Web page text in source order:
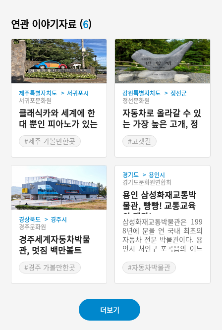
연관 이야기자료 (6)
제주특별자치도 > 서귀포시
서귀포문화원
클래식카와 세계에 한
대 뿐인 피아노가 있는
세계 자동차&피아노
박물관
#제주 가볼만한곳
#서양악기
강원특별자치도 > 정선군
정선문화원
자동차로 올라갈 수 있
는 가장 높은 고개, 정
선 만항재
#고갯길
경상북도 > 경주시
경주문화원
경주세계자동차박물
관, 멋짐 백만볼트
#경주 가볼만한곳
경기도 > 용인시
경기도문화원연합회
용인 삼성화재교통박
물관, 빵빵! 교통교육
의 메카!
삼성화재교통박물관은 199
8년에 문을 연 국내 최초의
자동차 전문 박물관이다. 용
인시 처인구 포곡읍의 어느
면, 거짓말같이 삼성화재교
통박물관과 만나게 된다. 영
화 속에서 튀어나온 것 같은
바른 교통 안전 문화 확산을
위한 학습공간으로 사용되
고 있다. 또 너른 야외 공간
#자동차박물관
더보기